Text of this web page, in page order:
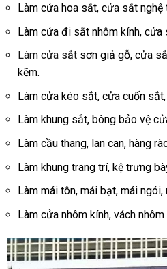
Làm cửa hoa sắt, cửa sắt nghệ
Làm cửa đi sắt nhôm kính, cửa
Làm cửa sắtsơn giả gỗ, cửa
kẽm.
Làm cửa kéo sắt, cửa cuốn
Làm khung sắt, bông bảo vệ
Làm cầu thang, lan can, hàng
Làm khung trang trí, kệ trưng
Làm mái tôn, mái bạt, mái ngói,
Làm cửa nhôm kính, vách nhôm